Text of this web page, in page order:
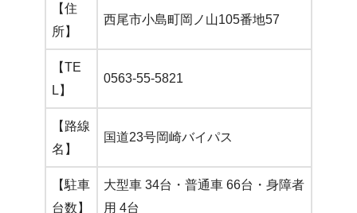
【住
所】
西尾市小島町岡ノ山105番地57
【TE
L】
0563-55-5821
【路線
名】
国道23号岡崎バイパス
【駐車
台数】
大型車 34台・普通車 66台・身障者
用 4台